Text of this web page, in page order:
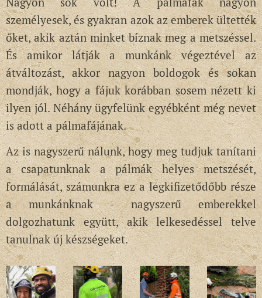
személyesek, és gyakran azok az emberek ültették
őket, akik aztán minket bíznak meg a metszéssel.
És amikor látják a munkánk végeztével az
átváltozást, akkor nagyon boldogok és sokan
mondják, hogy a fájuk korábban sosem nézett ki
ilyen jól. Néhány ügyfelünk egyébként még nevet
is adott a pálmafájának.
Az is nagyszerű nálunk, hogy meg tudjuk tanítani
a csapatunknak a pálmák helyes metszését,
formálását, számunkra ez a legkifizetődőbb része
a munkánknak - nagyszerű emberekkel
dolgozhatunk együtt, akik lelkesedéssel telve
tanulnak új készségeket.